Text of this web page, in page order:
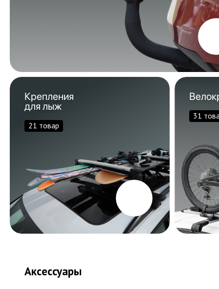
Крепления
для лыж
21 товар
31
Аксессуары